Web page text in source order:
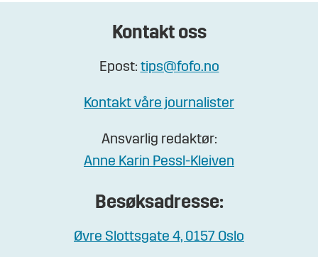
Kontakt oss
Epost: tips@fofo.no
Kontakt våre journalister
Ansvarlig redaktør:
Anne Karin Pessl-Kleiven
Besøksadresse:
Øvre Slottsgate 4, 0157 Oslo